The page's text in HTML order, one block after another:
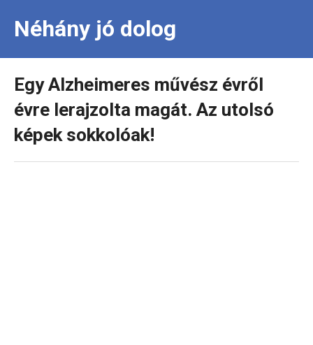
Néhány jó dolog
Egy Alzheimeres művész évről
évre lerajzolta magát. Az utolsó
képek sokkolóak!